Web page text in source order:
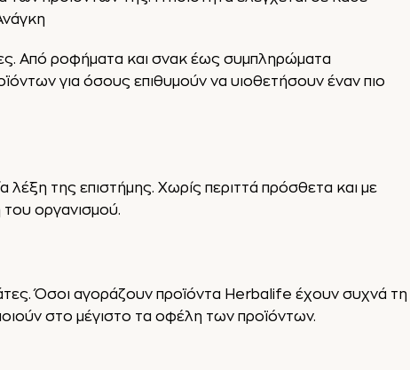
Από ροφήματα και σνακ έως συμπληρώματα
για όσους επιθυμούν να υιοθετήσουν έναν πιο
της επιστήμης. Χωρίς περιττά πρόσθετα και με
οργανισμού.
Όσοι αγοράζουν προϊόντα Herbalife έχουν συχνά τη
στο μέγιστο τα οφέλη των προϊόντων.